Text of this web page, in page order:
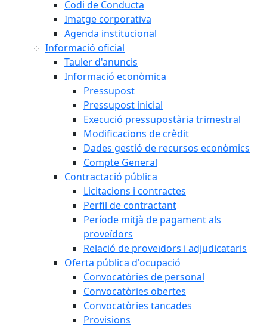
Codi de Conducta
Imatge corporativa
Agenda institucional
Informació oficial
Tauler d'anuncis
Informació econòmica
Pressupost
Pressupost inicial
Execució pressupostària trimestral
Modificacions de crèdit
Dades gestió de recursos econòmics
Compte General
Contractació pública
Licitacions i contractes
Perfil de contractant
Període mitjà de pagament als
proveïdors
Relació de proveïdors i adjudicataris
Oferta pública d'ocupació
Convocatòries de personal
Convocatòries obertes
Convocatòries tancades
Provisions